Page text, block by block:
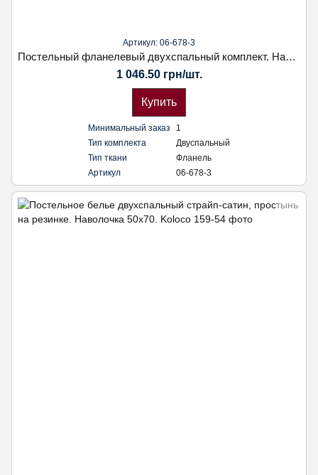
Артикул: 06-678-3
Постельный фланелевый двухспальный комплект. Наволочка 50х70. Koloco
1 046.50 грн/шт.
Купить
Минимальный заказ
1
Тип комплекта
Двуспальный
Тип ткани
Фланель
Артикул
06-678-3